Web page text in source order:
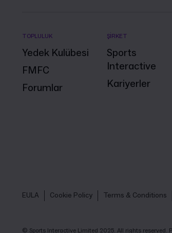
TOPLULUK
Yedek Kulübesi
FMFC
Forumlar
ŞİRKET
Sports
Interactive
Kariyerler
EULA Cookie Policy Terms & Conditions
© Sports Interactive Limited 2025. All rights reserved.